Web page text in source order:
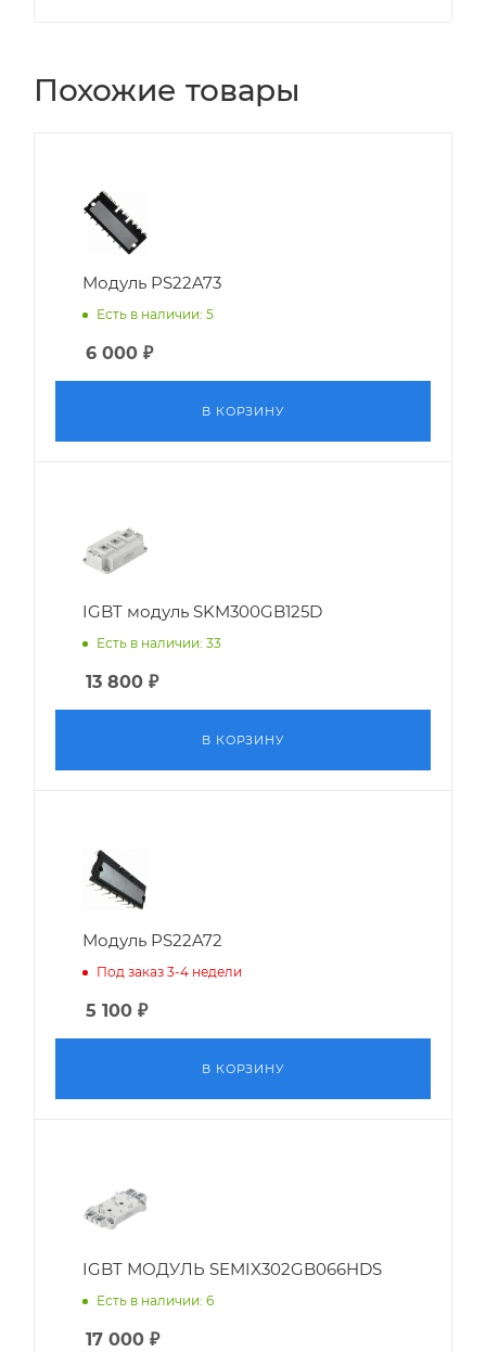
Похожие товары
Модуль PS22A73
Есть в наличии: 5
6 000 ₽
В КОРЗИНУ
IGBT модуль SKM300GB125D
Есть в наличии: 33
13 800 ₽
В КОРЗИНУ
Модуль PS22A72
Под заказ 3-4 недели
5 100 ₽
В КОРЗИНУ
IGBT МОДУЛЬ SEMIX302GB066HDS
Есть в наличии: 6
17 000 ₽